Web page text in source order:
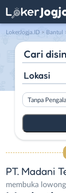
LokerJogja.ID > Bantul
Lokasi
Tanpa
PT. Madani
membuka